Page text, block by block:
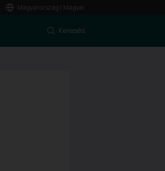
Magyarország / Magyar
Keresés